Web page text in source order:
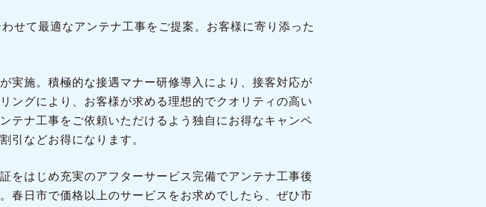
せて最適なアンテナ工事をご提案。お客様に寄り添った
実施。積極的な接遇マナー研修導入により、接客対応が
ングにより、お客様が求める理想的でクオリティの高い
テナ工事をご依頼いただけるよう独自にお得なキャンペ
引などお得になります。
をはじめ充実のアフターサービス完備でアンテナ工事後
春日市で価格以上のサービスをお求めでしたら、ぜひ市